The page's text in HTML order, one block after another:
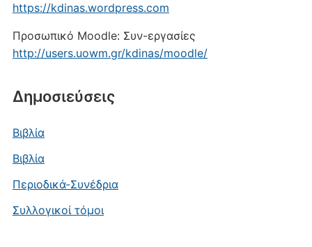
https://kdinas.wordpress.com
Προσωπικό Moodle: Συν-εργασίες
http://users.uowm.gr/kdinas/moodle/
Δημοσιεύσεις
Βιβλία
Βιβλία
Περιοδικά-Συνέδρια
Συλλογικοί τόμοι